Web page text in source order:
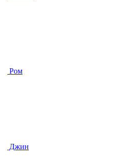
Ром
Джин